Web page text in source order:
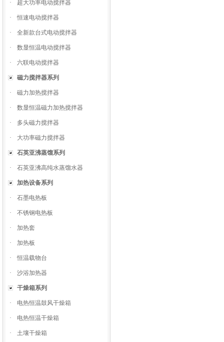
· 超大功率电动搅拌器
· 恒速电动搅拌器
· 全新款台式电动搅拌器
· 数显恒温电动搅拌器
· 六联电动搅拌器
磁力搅拌器系列
· 磁力加热搅拌器
· 数显恒温磁力加热搅拌器
· 多头磁力搅拌器
· 大功率磁力搅拌器
石英亚沸蒸馏系列
· 石英亚沸高纯水蒸馏水器
加热设备系列
· 石墨电热板
· 不锈钢电热板
· 加热套
· 加热板
· 恒温载物台
· 沙浴加热器
干燥箱系列
· 电热恒温鼓风干燥箱
· 电热恒温干燥箱
· 土壤干燥箱